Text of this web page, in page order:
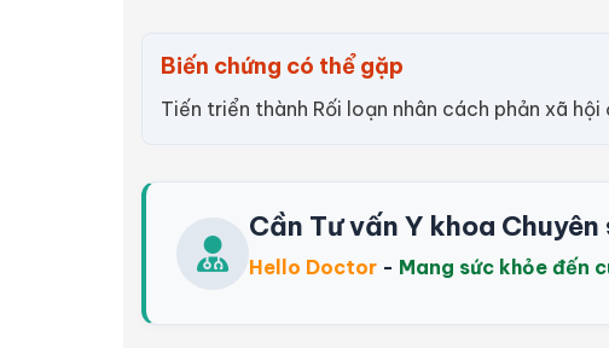
Biến chứng có thể gặp
Tiến triển thành Rối loạn nhân cách phản xã
Cần Tư vấn Y khoa Chuyên
Hello Doctor - Mang sức khỏe đến